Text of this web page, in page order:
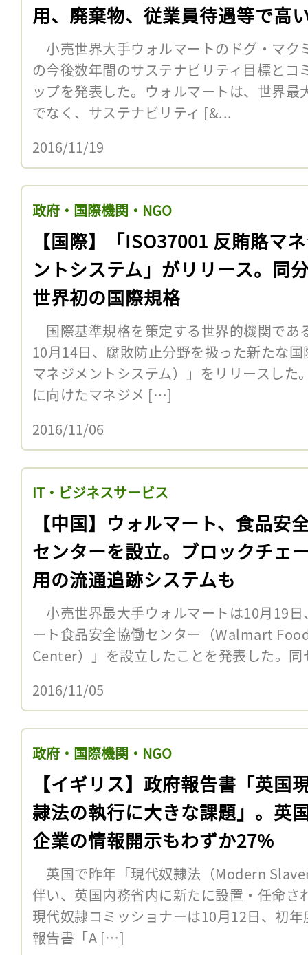
用、廃棄物、従業員待遇等で高
小売世界大手ウォルマートのドグ・マク
の今後数年間のサステナビリティ目標とコ
ップを発表した。ウォルマートは、世界
でなく、サステナビリティ [&...
2016/11/19
政府・国際機関・NGO
【国際】「ISO37001 反賄賂マ
ントシステム」がリリース。同
世界初の国際規格
国際基準規格を策定する世界的機関であ
10月14日、腐敗防止分野を扱った新たな
マネジメントシステム）」をリリースした
に向けたマネジメ […]
2016/11/06
IT・ビジネスサービス
【中国】ウォルマート、食品安
センターを設立。ブロックチェ
用の流通追跡システムも
小売世界最大手ウォルマートは10月19
ート食品安全協働センター（Walmart
Center）」を設立したことを発表した。
2016/11/05
政府・国際機関・NGO
【イギリス】政府報告書「英国
隷法の執行に大きな課題」。英
企業の情報開示もわずか27%
英国で昨年「現代奴隷法（Modern
伴い、英国内務省内に新たに設置・任命さ
現代奴隷コミッショナーは10月12日、初
報告書「A […]